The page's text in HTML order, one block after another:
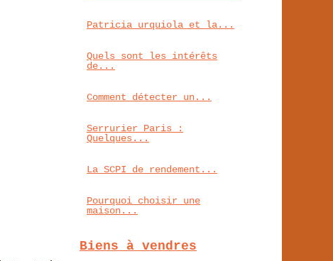
Patricia urquiola et la...
Quels sont les intérêts
de...
Comment détecter un...
Serrurier Paris :
Quelques...
La SCPI de rendement...
Pourquoi choisir une
maison...
Biens à vendres